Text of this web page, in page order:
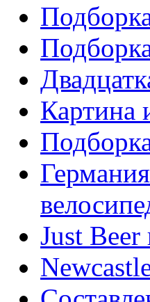
Картина
Just